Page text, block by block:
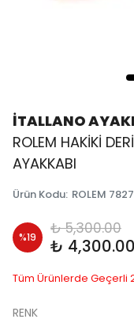
İTALLANO
ROLEM HAKİKİ
AYAKKABI
Ürün Kodu: ROLEM 7827
%19 ₺ 5,300.00
₺ 4,300.00
Tüm Ürünlerde Geçerli
RENK